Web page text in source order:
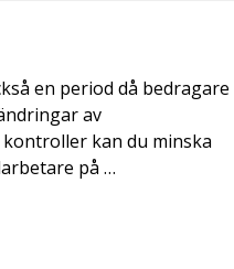
en period då bedragare
av
kan du minska
på …